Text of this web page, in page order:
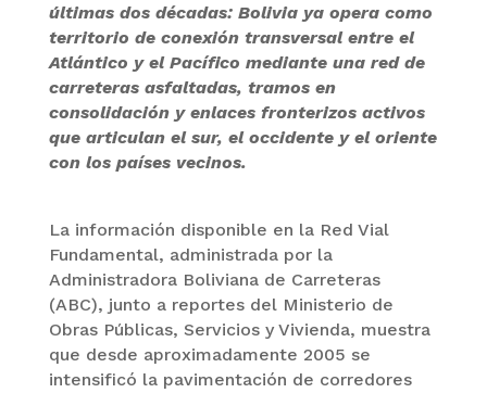
últimas dos décadas: Bolivia ya opera como
territorio de conexión transversal entre el
Atlántico y el Pacífico mediante una red de
carreteras asfaltadas, tramos en
consolidación y enlaces fronterizos activos
que articulan el sur, el occidente y el oriente
con los países vecinos.
La información disponible en la Red Vial
Fundamental, administrada por la
Administradora Boliviana de Carreteras
(ABC), junto a reportes del Ministerio de
Obras Públicas, Servicios y Vivienda, muestra
que desde aproximadamente 2005 se
intensificó la pavimentación de corredores